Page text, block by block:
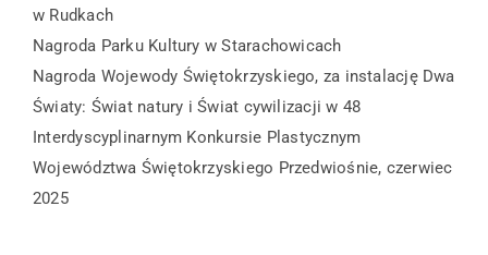
w Rudkach
Nagroda Parku Kultury w Starachowicach
Nagroda Wojewody Świętokrzyskiego, za instalację Dwa
Światy: Świat natury i Świat cywilizacji w 48
Interdyscyplinarnym Konkursie Plastycznym
Województwa Świętokrzyskiego Przedwiośnie, czerwiec
2025